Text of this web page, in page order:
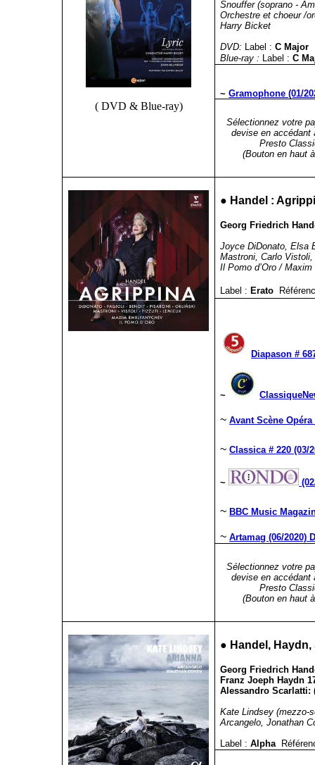
( DVD & Blue-ray)
Snouffer (soprano -
Orchestre et choeur /
Harry Bicket
DVD: Label : C Major
Blue-ray : Label : C
~Gramophone (01/
Sélectionnez votre
devise en accédant
Presto
(Bouton en haut
● Handel :
Georg Friedrich
Joyce DiDonato, Elsa
Mastroni, Carlo
Il Pomo d’Oro /
Label : Erato
Diapason #
~
~Avant Scène Opéra
~Classica # 220 (03/
~
~BBC Music
~Artamag (06/2020)
Sélectionnez votre
devise en accédant
Presto
(Bouton en haut
● Handel,
Georg Friedrich
Franz Joeph Haydn
Alessandro Scarlatti:
Kate Lindsey (mezzo-
Arcangelo, Jonathan
Label : Alpha